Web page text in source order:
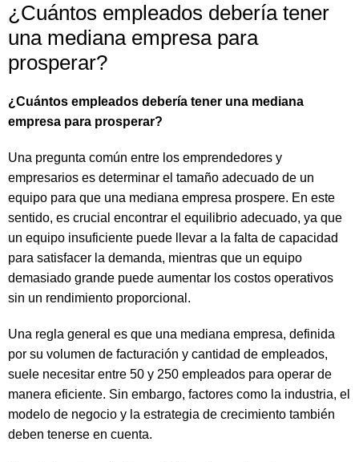
¿Cuántos empleados debería tener
una mediana empresa para
prosperar?
¿Cuántos empleados debería tener una mediana
empresa para prosperar?
Una pregunta común entre los emprendedores y
empresarios es determinar el tamaño adecuado de un
equipo para que una mediana empresa prospere. En este
sentido, es crucial encontrar el equilibrio adecuado, ya que
un equipo insuficiente puede llevar a la falta de capacidad
para satisfacer la demanda, mientras que un equipo
demasiado grande puede aumentar los costos operativos
sin un rendimiento proporcional.
Una regla general es que una mediana empresa, definida
por su volumen de facturación y cantidad de empleados,
suele necesitar entre 50 y 250 empleados para operar de
manera eficiente. Sin embargo, factores como la industria, el
modelo de negocio y la estrategia de crecimiento también
deben tenerse en cuenta.